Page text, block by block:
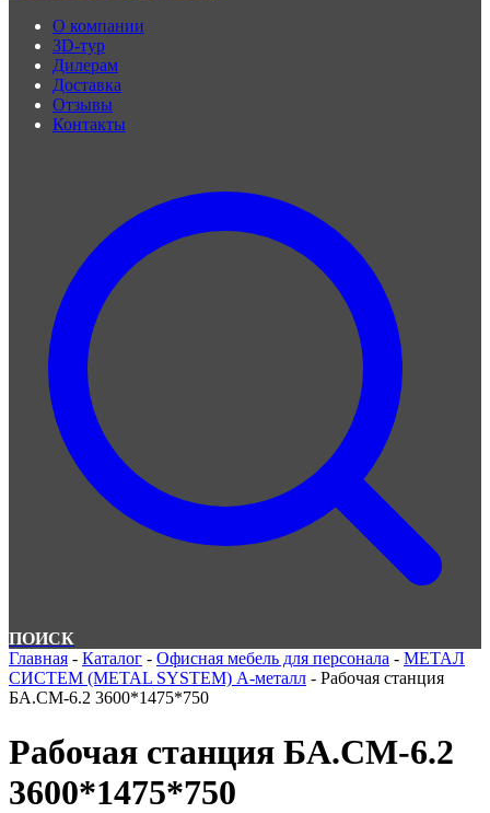
О компании
3D-тур
Дилерам
Доставка
Отзывы
Контакты
ПОИСК
Главная - Каталог - Офисная мебель для персонала - МЕТАЛ
СИСТЕМ (METAL SYSTEM) А-металл - Рабочая станция
БА.СМ-6.2 3600*1475*750
Рабочая станция БА.СМ-6.2
3600*1475*750